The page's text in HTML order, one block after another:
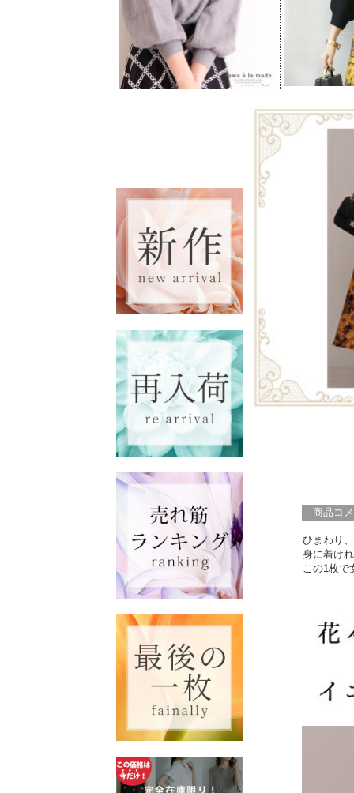
商品コメ
ひまわり
身に着け
この1枚で